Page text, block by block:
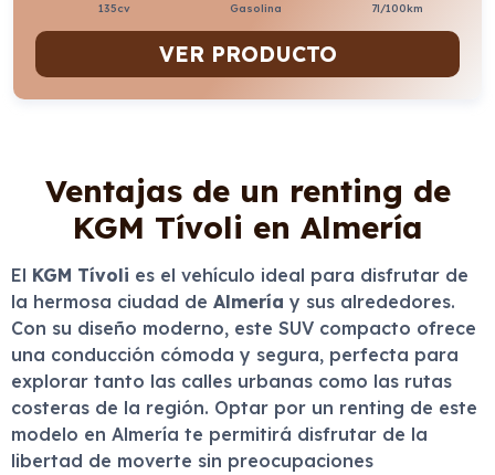
135cv Gasolina 7l/100km
VER PRODUCTO
Ventajas de un renting de
KGM Tívoli en Almería
El KGM Tívoli es el vehículo ideal para disfrutar de
la hermosa ciudad de Almería y sus alrededores.
Con su diseño moderno, este SUV compacto ofrece
una conducción cómoda y segura, perfecta para
explorar tanto las calles urbanas como las rutas
costeras de la región. Optar por un renting de este
modelo en Almería te permitirá disfrutar de la
libertad de moverte sin preocupaciones